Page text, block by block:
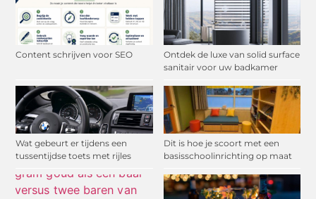
Content schrijven voor SEO
Ontdek de luxe van solid surface
sanitair voor uw badkamer
Wat gebeurt er tijdens een
tussentijdse toets met rijles
Dit is hoe je scoort met een
basisschoolinrichting op maat